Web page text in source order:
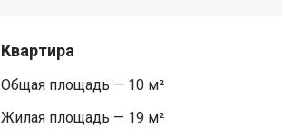
Квартира
Общая площадь — 10 м²
Жилая площадь — 19 м²